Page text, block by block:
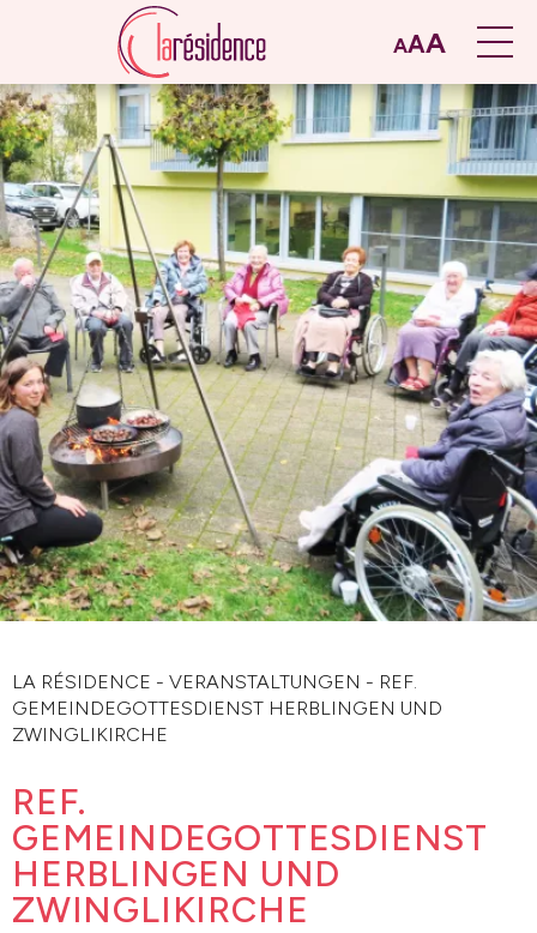
AAA
LA RÉSIDENCE - VERANSTALTUNGEN - REF.
GEMEINDEGOTTESDIENST HERBLINGEN UND
ZWINGLIKIRCHE
REF.
GEMEINDEGOTTESDIENST
HERBLINGEN UND
ZWINGLIKIRCHE